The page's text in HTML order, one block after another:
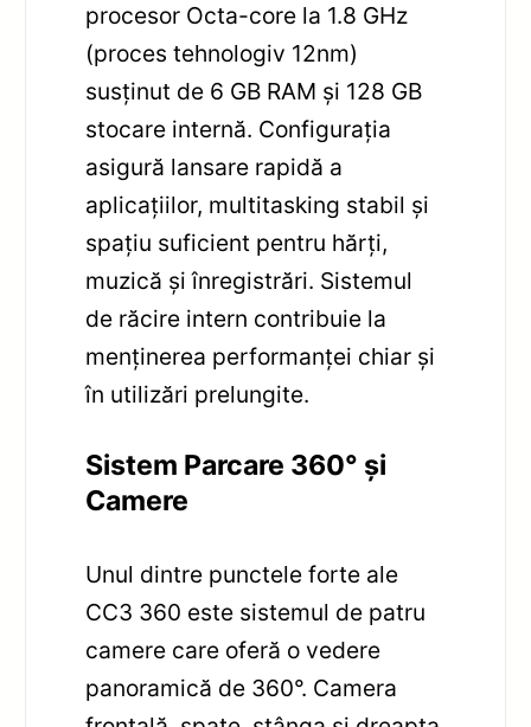
procesor Octa-core la 1.8 GHz
(proces tehnologiv 12nm)
susținut de 6 GB RAM și 128 GB
stocare internă. Configurația
asigură lansare rapidă a
aplicațiilor, multitasking stabil și
spațiu suficient pentru hărți,
muzică și înregistrări. Sistemul
de răcire intern contribuie la
menținerea performanței chiar și
în utilizări prelungite.
Sistem Parcare 360° și
Camere
Unul dintre punctele forte ale
CC3 360 este sistemul de patru
camere care oferă o vedere
panoramică de 360°. Camera